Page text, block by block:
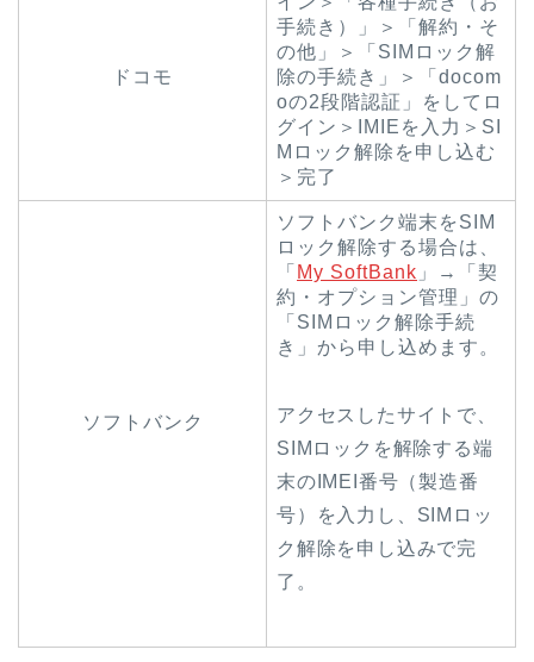
ドコモ
手続き）」＞「解約・そ
の他」＞「SIMロック解
除の手続き」＞「docom
oの2段階認証」をしてロ
グイン＞IMIEを入力＞SI
Mロック解除を申し込む
＞完了
ソフトバンク
ソフトバンク端末をSIM
ロック解除する場合は、
「 My SoftBank 」→「契
約・オプション管理」の
「SIMロック解除手続
き」から申し込めます。
アクセスしたサイトで、
SIMロックを解除する端
末のIMEI番号（製造番
号）を入力し、SIMロッ
ク解除を申し込みで完
了。